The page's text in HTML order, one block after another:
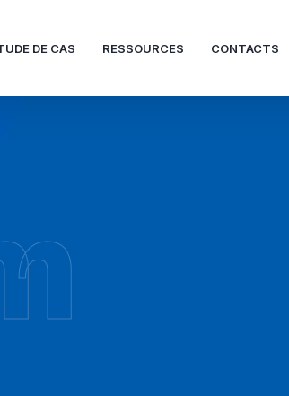
DE CAS RESSOURCES CONTACTS